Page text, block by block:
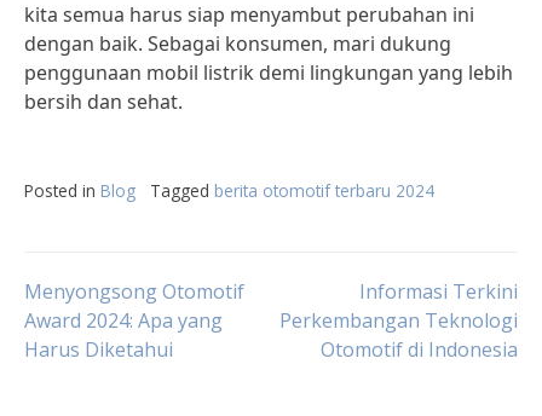
kita semua harus siap menyambut perubahan ini
dengan baik. Sebagai konsumen, mari dukung
penggunaan mobil listrik demi lingkungan yang lebih
bersih dan sehat.
Posted in Blog Tagged berita otomotif terbaru 2024
Post
navigation
Menyongsong Otomotif
Award 2024: Apa yang
Harus Diketahui
Informasi Terkini
Perkembangan Teknologi
Otomotif di Indonesia